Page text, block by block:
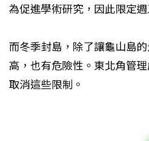
為促進學術研究，因此限定
而冬季封島，除了讓龜山島
高，也有危險性。東北角管
取消這些限制。